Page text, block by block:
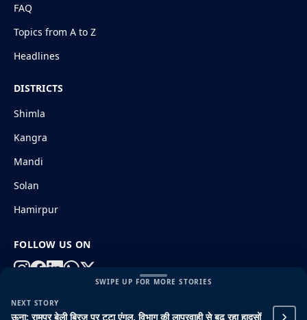
SWIPE UP FOR MORE STORIES
NEXT STORY
ऊना: रामपुर बेली ब्रिज पर टूटा एंगल, विभाग की लापरवाही से बढ़ रहा हादसों
FAQ
Topics from A to Z
Headlines
DISTRICTS
Shimla
Kangra
Mandi
Solan
Hamirpur
FOLLOW US ON
© 2026 HimachalGovt.com
| Terms and Conditions | Disclaimer